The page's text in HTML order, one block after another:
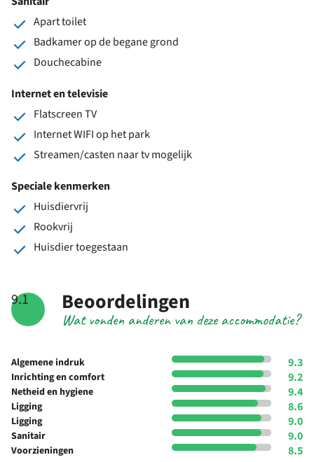
Apart toilet
Badkamer op de begane grond
Douchecabine
Internet en televisie
Flatscreen TV
Internet WIFI op het park
Streamen/casten naar tv mogelijk
Speciale kenmerken
Huisdiervrij
Rookvrij
Huisdier toegestaan
9.1
Wat vonden anderen van deze accommodatie?
Beoordelingen
Algemene indruk 9.3
Inrichting en comfort 9.2
Netheid en hygiene 9.4
Ligging 8.6
Ligging 9.0
Sanitair 9.0
Voorzieningen 8.5